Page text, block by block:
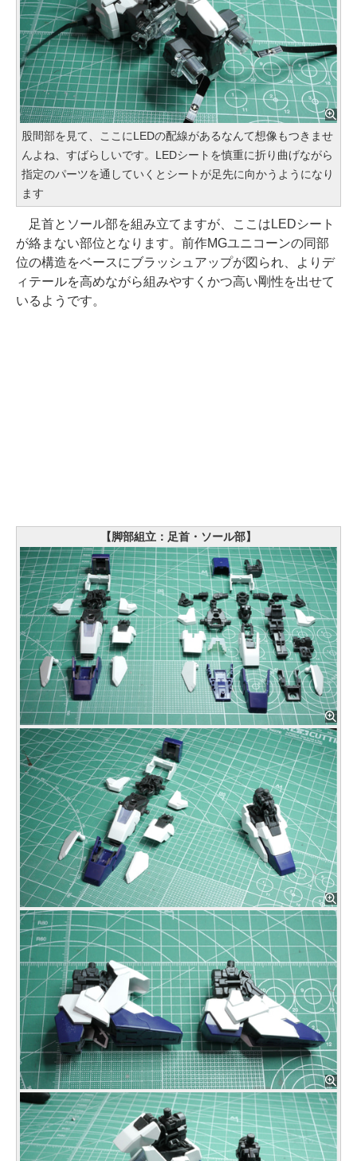
股間部を見て、ここにLEDの配線があるなんて想像もつきませ
んよね、すばらしいです。LEDシートを慎重に折り曲げながら
指定のパーツを通していくとシートが足先に向かうようになり
ます
足首とソール部を組み立てますが、ここはLEDシート
が絡まない部位となります。前作MGユニコーンの同部
位の構造をベースにブラッシュアップが図られ、よりデ
ィテールを高めながら組みやすくかつ高い剛性を出せて
いるようです。
【脚部組立：足首・ソール部】